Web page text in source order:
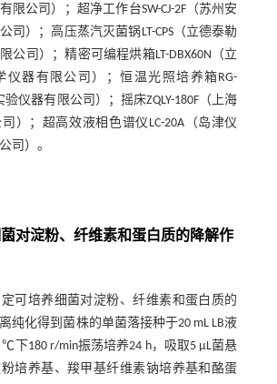
限公司）；超净工作台SW-CJ-2F（苏州安
司）；高压蒸汽灭菌锅LT-CPS（立德泰勒
公司）；精密可编程烘箱LT-DBX60N（立
仪器有限公司）；恒温光照培养箱RG-
仪器有限公司）；摇床ZQLY-180F（上海
）；超高效液相色谱仪LC-20A（岛津仪
司）。
对淀粉、纤维素和蛋白质的降解作
可培养细菌对淀粉、纤维素和蛋白质的
纯化得到菌株的单菌落接种于20 mL LB液
下180 r/min振荡培养24 h，吸取5 μL菌悬
培养基、羧甲基纤维素钠培养基和酪蛋